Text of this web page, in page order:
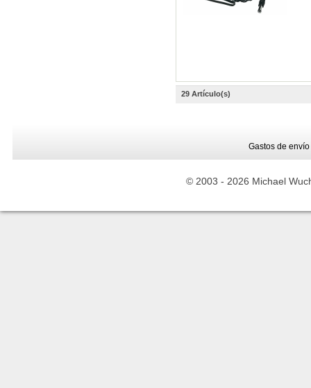
29 Artículo(s)
Gastos de envío
© 2003 - 2026 Michael